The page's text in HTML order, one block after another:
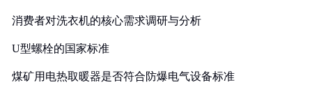
消费者对洗衣机的核心需求调研与分析
U型螺栓的国家标准
煤矿用电热取暖器是否符合防爆电气设备标准